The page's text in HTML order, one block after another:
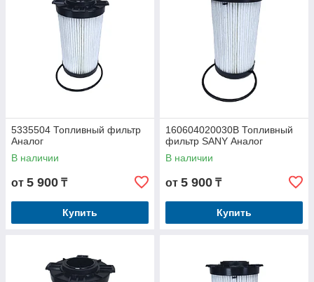
5335504 Топливный фильтр
Аналог
В наличии
от 5 900 ₸
Купить
160604020030B Топливный
фильтр SANY Аналог
В наличии
от 5 900 ₸
Купить